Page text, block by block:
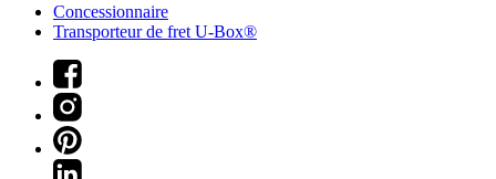
Concessionnaire
Transporteur de fret U-Box®